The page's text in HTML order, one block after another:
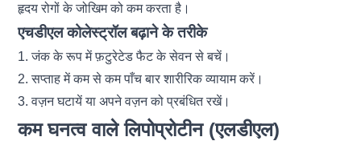
हृदय रोगों के जोखिम को कम करता है।
एचडीएल कोलेस्ट्रॉल बढ़ाने के तरीके
1. जंक के रूप में फ़टुरेटेड फैट के सेवन से बचें।
2. सप्ताह में कम से कम पाँच बार शारीरिक व्यायाम करें।
3.वज़न घटायेंया अपने वज़न को प्रबंधित रखें।
कम घनत्व वाले लिपोप्रोटीन (एलडीएल)